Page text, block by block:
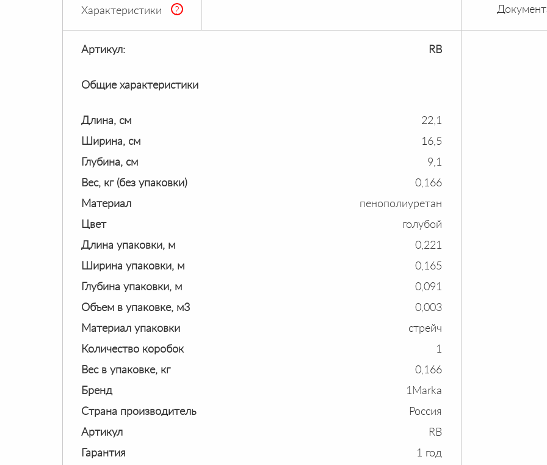
Характеристики ?
Артикул: RB
Общие характеристики
Длина, см
22,1
Ширина, см
16,5
Глубина, см
9,1
Вес, кг (без упаковки)
0,166
Материал
пенополиуретан
Цвет
голубой
Длина упаковки, м
0,221
Ширина упаковки, м
0,165
Глубина упаковки, м
0,091
Объем в упаковке, м3
0,003
Материал упаковки
стрейч
Количество коробок
1
Вес в упаковке, кг
0,166
Бренд
1Marka
Страна производитель
Россия
Артикул
RB
Гарантия
1 год